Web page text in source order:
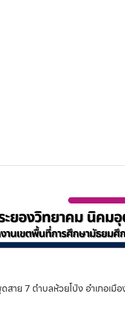
สาย 7 ตำบลห้วยโป่ง อำเภอเมื